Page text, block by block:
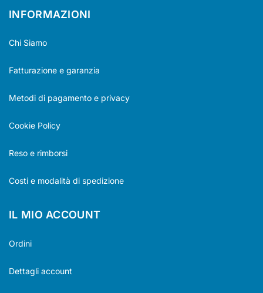
INFORMAZIONI
Chi Siamo
Fatturazione e garanzia
Metodi di pagamento e privacy
Cookie Policy
Reso e rimborsi
Costi e modalità di spedizione
IL MIO ACCOUNT
Ordini
Dettagli account